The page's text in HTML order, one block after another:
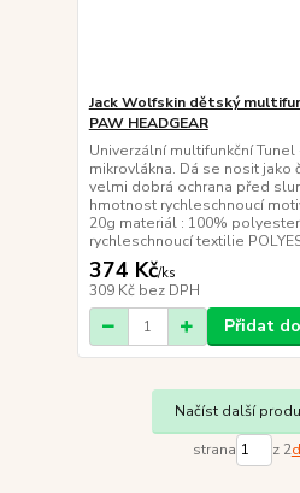
Jack Wolfskin dětský
PAW HEADGEAR
Univerzální multifunkční
mikrovlákna. Dá se nosit jako
velmi dobrá ochrana před
hmotnost rychleschnoucí
20g materiál : 100%
rychleschnoucí textilie
374 Kč/ks
309 Kč bez DPH
Přidat
Načíst další
strana z 2